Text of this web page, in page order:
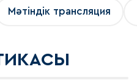
Мәтіндік трансляция